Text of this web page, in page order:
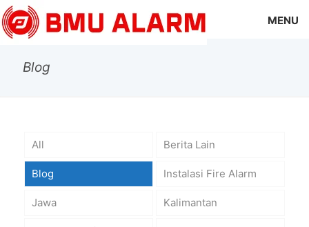
MENU
Blog
All Berita Lain
Blog Instalasi Fire Alarm
Jawa Kalimantan